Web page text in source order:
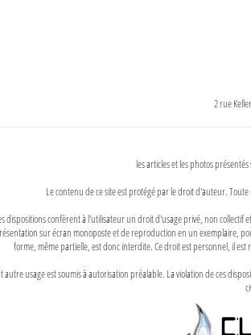
2 rue
les articles et les photos
Le contenu de ce site est protégé par le droit d'auteur.
dispositions confèrent à l'utilisateur un droit d'usage privé, non
sur écran monoposte et de reproduction en un exemplaire,
forme, même partielle, est donc interdite. Ce droit est personnel, il
autre usage est soumis à autorisation préalable. La violation de ces